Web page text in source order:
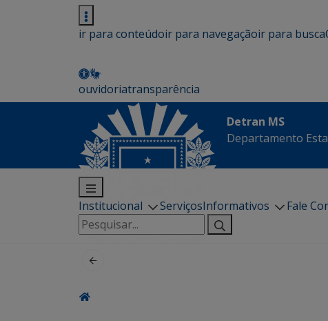
ir para conteúdoir para navegaçãoir para busca
ouvidoriatransparência
Detran MS
Departamento
Institucional ServiçosInformativos
Fale
Pesquisar
por: